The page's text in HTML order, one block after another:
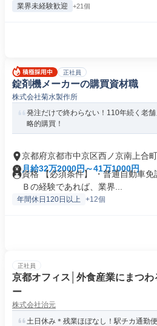
業界未経験歓迎 +21個
正社員
錠剤機メーカーの購買資材職
株式会社菊水製作所
発注だけで終わらない！110年続く老
略的購買！
京都府京都市中京区西ノ京南上合町
月給32万2000円～41万1000円
資格 【必須条件】 ・普通自動車
Ｂの経験であれば、業界...
年間休日120日以上 +12個
正社員
京都オフィス│外食産業にまつ
ー
株式会社治元
土日休み＊残業ほぼなし！駅チカ通勤